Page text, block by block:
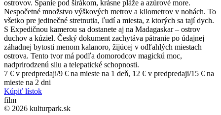
ostrovov. Spanie pod širákom, krásne pláže a azúrové more.
Nespočetné množstvo výškových metrov a kilometrov v nohách. To
všetko pre jedinečné stretnutia, ľudí a miesta, z ktorých sa tají dych.
S Expedičnou kamerou sa dostanete aj na Madagaskar – ostrov
duchov a kúziel. Český dokument zachytáva pátranie po údajnej
záhadnej bytosti menom kalanoro, žijúcej v odľahlých miestach
ostrova. Tento tvor má podľa domorodcov magickú moc,
nadprirodzenú silu a telepatické schopnosti.
7 € v predpredaji/9 € na mieste na 1 deň, 12 € v predpredaji/15 € na
mieste na 2 dni
Kúpiť lístok
film
© 2026 kulturpark.sk